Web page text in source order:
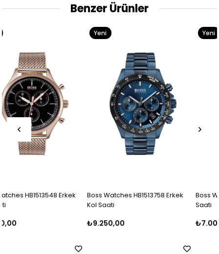
Benzer Ürünler
Boss Watches HB1513758 Erkek
₺9.250,00
Boss Watches HB1513811 Erkek
₺7.000,00